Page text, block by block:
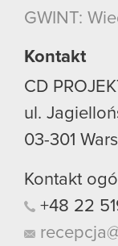
GWINT:
Kontakt
CD
ul.
03-301
Kontakt
+48 22